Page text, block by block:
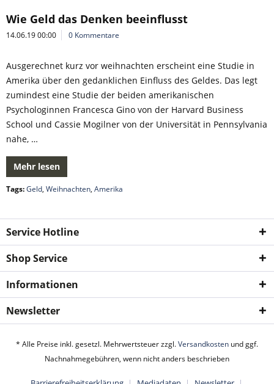
Wie Geld das Denken beeinflusst
14.06.19 00:00 0 Kommentare
Ausgerechnet kurz vor weihnachten erscheint eine Studie in
Amerika über den gedanklichen Einfluss des Geldes. Das legt
zumindest eine Studie der beiden amerikanischen
Psychologinnen Francesca Gino von der Harvard Business
School und Cassie Mogilner von der Universität in Pennsylvania
nahe, …
Mehr lesen
Tags:Geld, Weihnachten, Amerika
Service Hotline
Shop Service
Informationen
Newsletter
* Alle Preise inkl. gesetzl. Mehrwertsteuer zzgl.Versandkosten und ggf.
Nachnahmegebühren, wenn nicht anders beschrieben